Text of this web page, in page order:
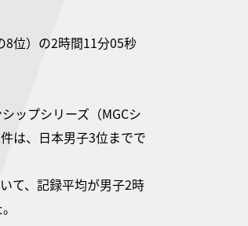
8位）の2時間11分05秒
ップシリーズ（MGCシ
は、日本男子3位までで
て、記録平均が男子2時